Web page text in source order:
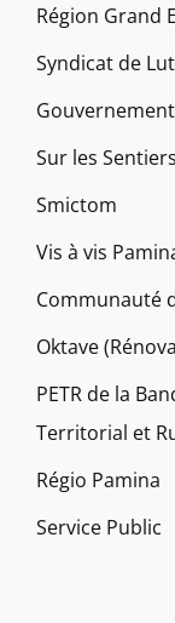
Région Grand
Syndicat de
Gouvernement
Sur les
Smictom
Vis à vis
Communauté
Oktave
PETR de la
Territorial et
Régio Pamina
Service Public